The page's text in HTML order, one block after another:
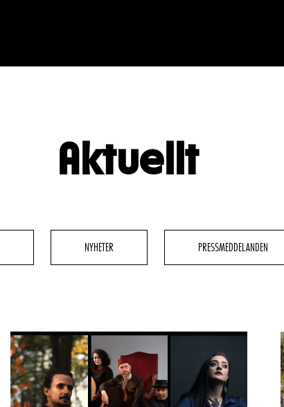
GRUPPER & FÖRETAG
Pedagognätverk &
Aktuellt
NYHETER PRESSMEDDELANDEN